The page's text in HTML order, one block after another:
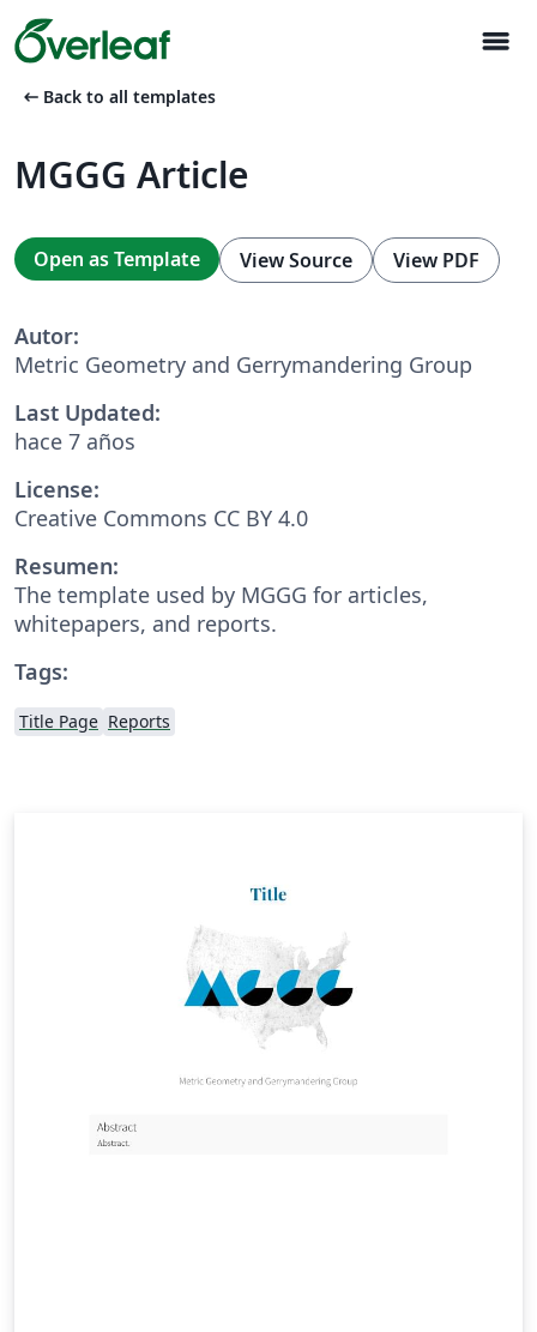
menu
arrow_left_alt Back to all templates
MGGG Article
Open as Template View Source View PDF
Autor:
Metric Geometry and Gerrymandering Group
Last Updated:
hace 7 años
License:
Creative Commons CC BY 4.0
Resumen:
The template used by MGGG for articles,
whitepapers, and reports.
Tags:
Title Page Reports